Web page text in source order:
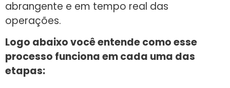
abrangente e em tempo real das
operações.
Logo abaixo você entende como esse
processo funciona em cada uma das
etapas: